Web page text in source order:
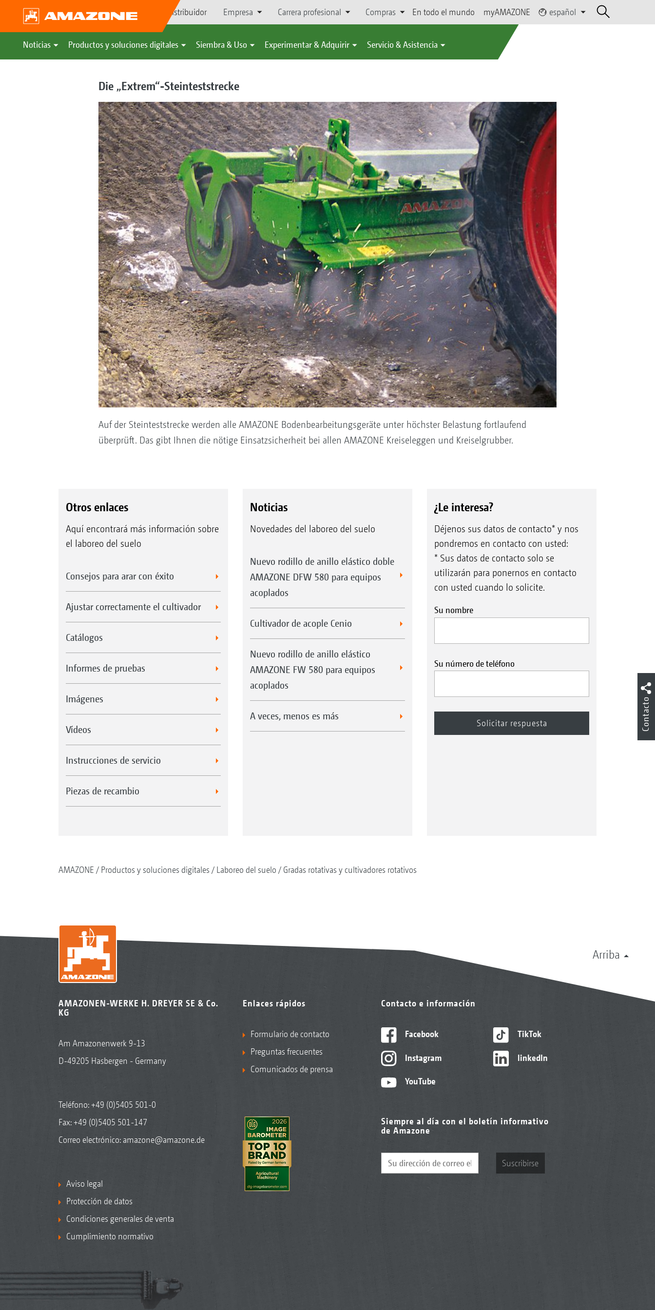
Búsqueda de distribuidor Empresa Carrera profesional Compras En todo el mundo myAMAZONE español
Noticias Productos y soluciones digitales Siembra & Uso Experimentar & Adquirir Servicio & Asistencia
Die „Extrem“-Steinteststrecke
Auf der Steinteststrecke werden alle AMAZONE Bodenbearbeitungsgeräte unter höchster Belastung fortlaufend
überprüft. Das gibt Ihnen die nötige Einsatzsicherheit bei allen AMAZONE Kreiseleggen und Kreiselgrubber.
Otros enlaces
Aquí encontrará más información sobre
el laboreo del suelo
Consejos para arar con éxito
Ajustar correctamente el cultivador
Catálogos
Informes de pruebas
Imágenes
Vídeos
Instrucciones de servicio
Piezas de recambio
Noticias
Novedades del laboreo del suelo
Nuevo rodillo de anillo elástico doble
AMAZONE DFW 580 para equipos
acoplados
Cultivador de acople Cenio
Nuevo rodillo de anillo elástico
AMAZONE FW 580 para equipos
acoplados
A veces, menos es más
¿Le interesa?
Déjenos sus datos de contacto* y nos
pondremos en contacto con usted:
* Sus datos de contacto solo se
utilizarán para ponernos en contacto
con usted cuando lo solicite.
Su nombre
Su número de teléfono
AMAZONE Productos y soluciones digitales Laboreo del suelo Gradas rotativas y cultivadores rotativos
Arriba
AMAZONEN-WERKE H. DREYER SE & Co.
KG
Am Amazonenwerk 9-13
D-49205 Hasbergen - Germany
Teléfono:+49 (0)5405 501-0
Fax: +49 (0)5405 501-147
Correo electrónico: amazone@amazone.de
Aviso legal
Protección de datos
Condiciones generales de venta
Cumplimiento normativo
Enlaces rápidos
Formulario de contacto
Preguntas frecuentes
Comunicados de prensa
Contacto e información
Facebook
Instagram
YouTube
TikTok
linkedIn
Siempre al día con el boletín informativo
de Amazone
Suscribirse
Contacto